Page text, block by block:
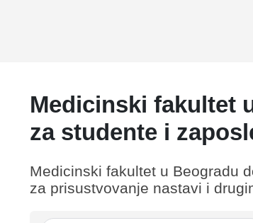
Medicinski fakultet
za studente i
Medicinski fakultet u Beogradu
za prisustvovanje nastavi i